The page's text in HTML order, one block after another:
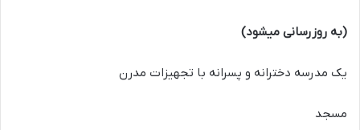
(به روزرسانی میشود)
یک مدرسه دخترانه و پسرانه با تجهیزات مدرن
مسجد